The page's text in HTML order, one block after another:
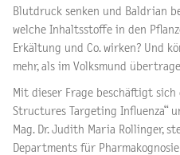
Blutdruck senken und Baldrian
welche Inhaltsstoffe in den
Erkältung und Co. wirken? Und
mehr, als im Volksmund
Mit dieser Frage beschäftigt sich
Structures Targeting Influenza“
Mag. Dr. Judith Maria Rollinger,
Departments für